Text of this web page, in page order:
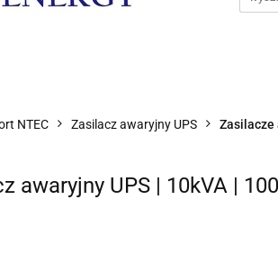
NTEC Zasilacz awaryjny UPS Zasilacze
awaryjny UPS | 10kVA |